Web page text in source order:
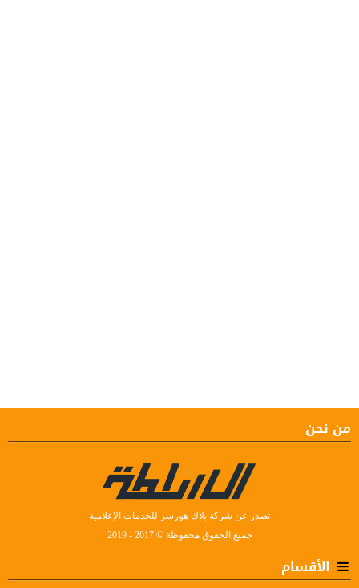
من نحن
تصدر عن شركة بلاك هورسز للخدمات الإعلامية
جميع الحقوق محفوظة © 2017 - 2019
الأقسام